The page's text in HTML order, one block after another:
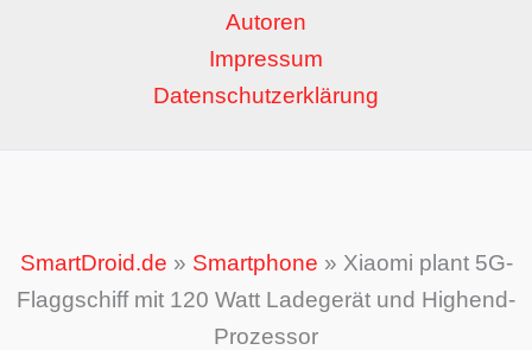
Autoren
Impressum
Datenschutzerklärung
SmartDroid.de » Smartphone » Xiaomi plant 5G-
Flaggschiff mit 120 Watt Ladegerät und Highend-
Prozessor